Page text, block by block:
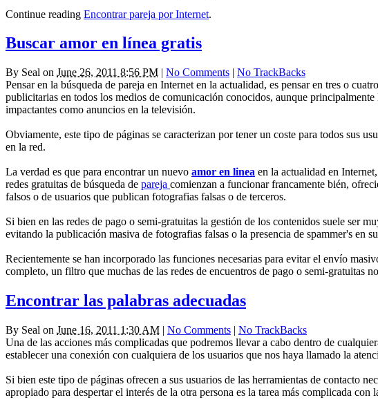
Continue reading Encontrar pareja por Internet.
Buscar amor en línea gratis
By Seal on June 26, 2011 8:56 PM | No Comments | No TrackBacks
Pensar en la búsqueda de pareja en Internet en la actualidad, es pensar en tres o
publicitarias en todos los medios de comunicación conocidos, aunque
impactantes como anuncios en la televisión.
Obviamente, este tipo de páginas se caracterizan por tener un coste para todos sus
en la red.
La verdad es que para encontrar un nuevo amor en linea en la actualidad en
redes gratuitas de búsqueda de pareja comienzan a funcionar francamente bién,
falsos o de usuarios que publican fotografias falsas o de terceros.
Si bien en las redes de pago o semi-gratuitas la gestión de los contenidos suele ser
evitando la publicación masiva de fotografias falsas o la presencia de spammer's en
Recientemente se han incorporado las funciones necesarias para evitar el envío
completo, un filtro que muchas de las redes de encuentros de pago o semi-gratuitas
Encontrar las palabras adecuadas
By Seal on June 16, 2011 1:30 AM | No Comments | No TrackBacks
Una de las acciones más complicadas que podremos llevar a cabo dentro de
establecer una conexión con cualquiera de los usuarios que nos haya llamado la
Si bien este tipo de páginas ofrecen a sus usuarios de las herramientas de contacto
apropiado para despertar el interés de la otra persona es la tarea más complicada con